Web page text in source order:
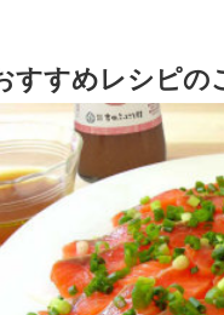
すすめレシピの